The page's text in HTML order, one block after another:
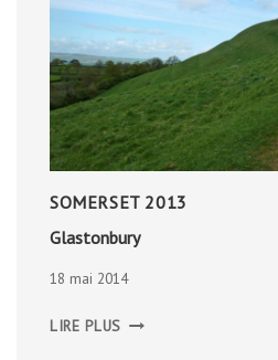
SOMERSET 2013
Glastonbury
18 mai 2014
LIRE PLUS